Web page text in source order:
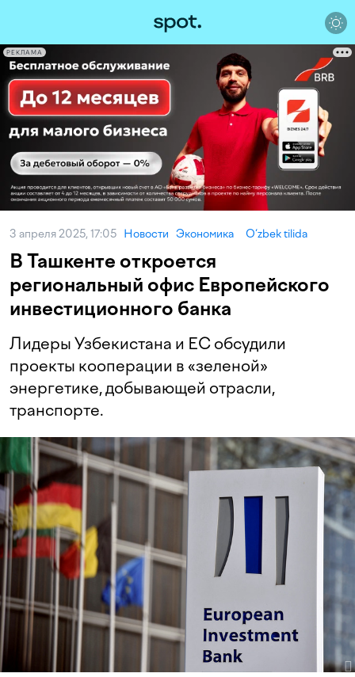
РЕКЛАМА
3 апреля 2025, 17:05 Новости Экономика O‘zbek tilida
В Ташкенте откроется
региональный офис Европейского
инвестиционного банка
Лидеры Узбекистана и ЕС обсудили
проекты кооперации в «зеленой»
энергетике, добывающей отрасли,
транспорте.